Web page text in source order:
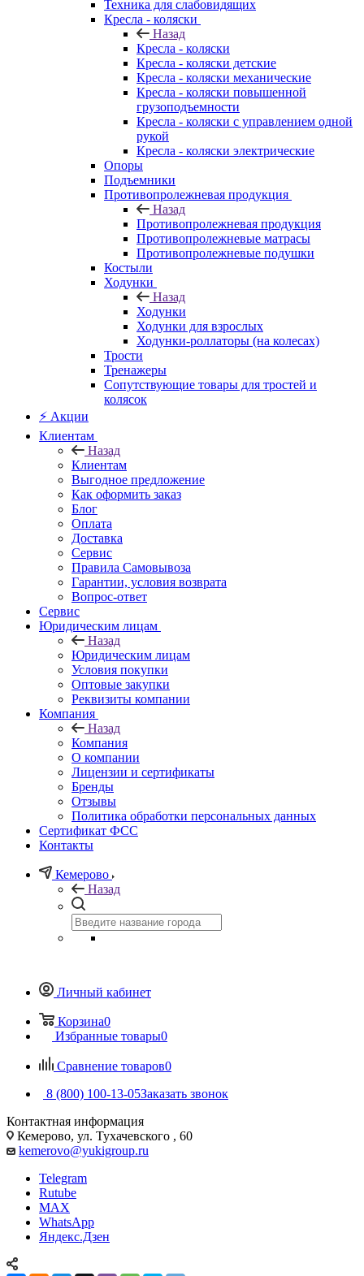
Техника для слабовидящих
Кресла - коляски
Назад
Кресла - коляски
Кресла - коляски детские
Кресла - коляски механические
Кресла - коляски повышенной
грузоподъемности
Кресла - коляски с управлением одной
рукой
Кресла - коляски электрические
Опоры
Подъемники
Противопролежневая продукция
Назад
Противопролежневая продукция
Противопролежневые матрасы
Противопролежневые подушки
Костыли
Ходунки
Назад
Ходунки
Ходунки для взрослых
Ходунки-роллаторы (на колесах)
Трости
Тренажеры
Сопутствующие товары для тростей и
колясок
⚡ Акции
Клиентам
Назад
Клиентам
Выгодное предложение
Как оформить заказ
Блог
Оплата
Доставка
Сервис
Правила Самовывоза
Гарантии, условия возврата
Вопрос-ответ
Сервис
Юридическим лицам
Назад
Юридическим лицам
Условия покупки
Оптовые закупки
Реквизиты компании
Компания
Назад
Компания
О компании
Лицензии и сертификаты
Бренды
Отзывы
Политика обработки персональных данных
Сертификат ФСС
Контакты
Кемерово
Назад
Личный кабинет
Корзина0
Избранные товары0
Сравнение товаров0
8 (800) 100-13-05Заказать звонок
Контактная информация
Кемерово, ул. Тухачевского , 60
kemerovo@yukigroup.ru
Telegram
Rutube
MAX
WhatsApp
Яндекс.Дзен